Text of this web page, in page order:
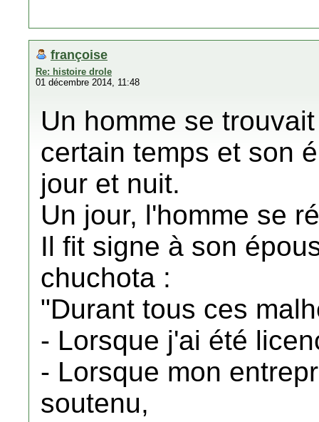
françoise
Re: histoire drole
01 décembre 2014, 11:48
Un homme se
certain temps et son
jour et nuit.
Un jour, l'homme se
Il fit signe à son
chuchota :
"Durant tous ces
- Lorsque j'ai été
- Lorsque mon
soutenu,